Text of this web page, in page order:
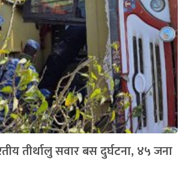
तीर्थालु सवार बस दुर्घटना, ४५ जना